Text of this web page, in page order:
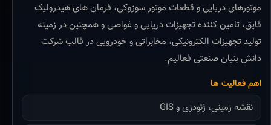
موتورهای دریایی و قطعات موتور سوزوکی، فرمان های هیدرولیک
قایق، تامین کننده تجهیزات دریایی و غواصی و همچنین در زمینه
تولید تجهیزات الکترونیکی، مخابراتی و خودرویی در قالب شرکت
دانش بنیان صنعتی فعالیم.
اهم فعالیت ها
نقشه زمینی، ژئودزی و GIS